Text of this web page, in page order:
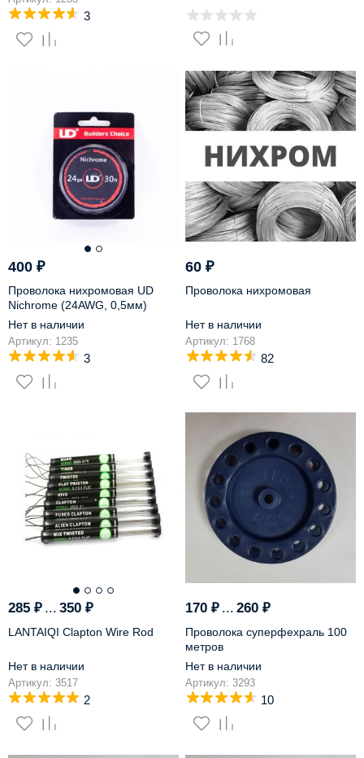
3
400 ₽
Проволока нихромовая UD
Nichrome (24AWG, 0,5мм)
Нет в наличии
Артикул: 1235
3
60₽
Проволока нихромовая
Нет в наличии
Артикул: 1768
82
285 ₽ ... 350 ₽
LANTAIQI Clapton Wire Rod
Нет в наличии
Артикул: 3517
2
170₽ ... 260₽
Проволока суперфехраль 100
метров
Нет в наличии
Артикул: 3293
10